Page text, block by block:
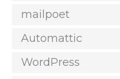
mailpoet
Automattic
WordPress